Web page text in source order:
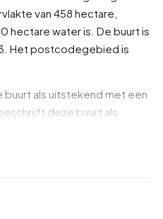
van 458 hectare,
hectare water is. De buurt is
Het postcodegebied is
als uitstekend met een
deze buurt als
duidelijke trends zichtbaar